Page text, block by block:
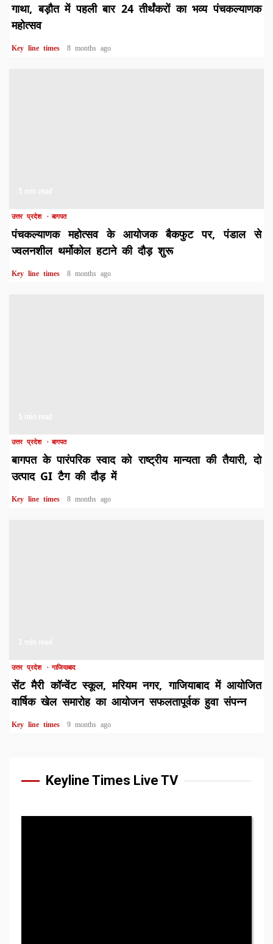
गाथा, बड़ौत में पहली बार 24 तीर्थंकरों का भव्य पंचकल्याणक
महोत्सव
Key line times 8 months ago
उत्तर प्रदेश बागपत
पंचकल्याणक महोत्सव के आयोजक बैकफुट पर, पंडाल से
ज्वलनशील थर्मोकोल हटाने की दौड़ शुरू
Key line times 8 months ago
उत्तर प्रदेश बागपत
बागपत के पारंपरिक स्वाद को राष्ट्रीय मान्यता की तैयारी, दो
उत्पाद GI टैग की दौड़ में
Key line times 8 months ago
उत्तर प्रदेश गाजियाबाद
सेंट मैरी कॉन्वेंट स्कूल, मरियम नगर, गाजियाबाद में आयोजित
वार्षिक खेल समारोह का आयोजन सफलतापूर्वक हुवा संपन्न
Key line times 9 months ago
Keyline Times Live TV